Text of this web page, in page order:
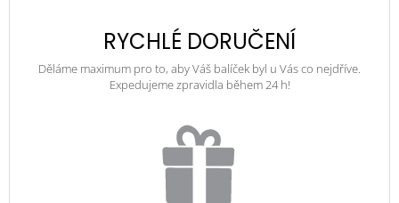
RYCHLÉ DORUČENÍ
Děláme maximum pro to, aby Váš balíček byl u Vás co nejdříve.
Expedujeme zpravidla během 24 h!